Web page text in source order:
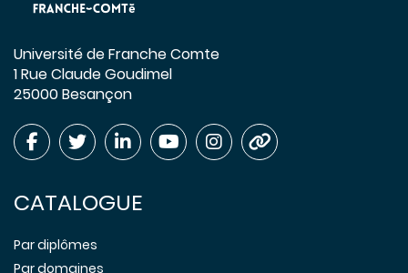
Université de Franche Comte
1 Rue Claude Goudimel
25000 Besançon
CATALOGUE
Par diplômes
Par domaines